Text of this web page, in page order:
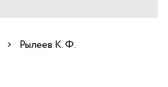
Рылеев К. Ф.